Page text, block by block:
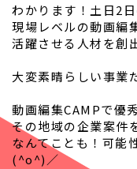
わかります！土日2
現場レベルの動画編
活躍させる人材を創
大変素晴らしい事業
動画編集CAMPで優
その地域の企業案件
なんてことも！可能
(^o^)／